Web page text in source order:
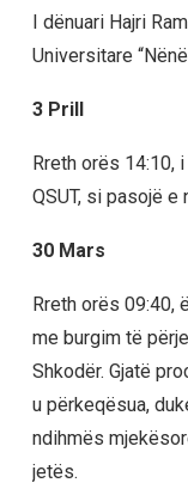
I dënuari Hajri
Universitare
3 Prill
Rreth orës 14:10,
QSUT, si pasojë e
30 Mars
Rreth orës 09:40,
me burgim të
Shkodër. Gjatë
u përkeqësua,
ndihmës
jetës.